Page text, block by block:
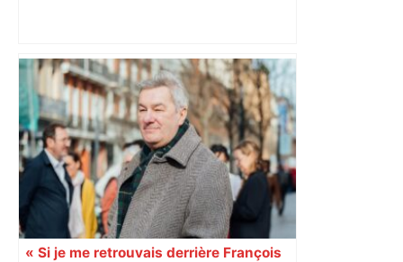
Direct. Top 14 – Montpellier – Stade
français : qui pour rejoindre l'ogre
toulousain en finale ? Suivez la demi-
finale – Rugbyrama
« Si je me retrouvais derrière François